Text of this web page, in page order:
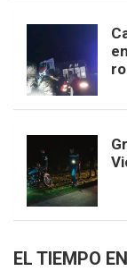
EL TIEMPO